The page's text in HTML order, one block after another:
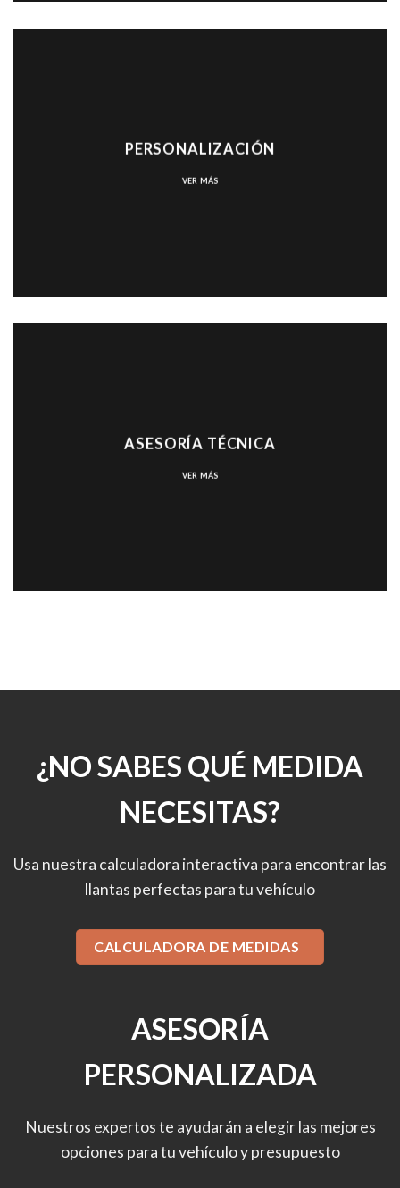
PERSONALIZACIÓN
VER MÁS
ASESORÍA TÉCNICA
VER MÁS
¿NO SABES QUÉ MEDIDA
NECESITAS?
Usa nuestra calculadora interactiva para encontrar las
llantas perfectas para tu vehículo
CALCULADORA DE MEDIDAS
ASESORÍA
PERSONALIZADA
Nuestros expertos te ayudarán a elegir las mejores
opciones para tu vehículo y presupuesto